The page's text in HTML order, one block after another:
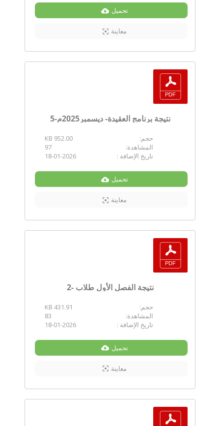
تحميل
معاينة
نتيجة برنامج العقيدة- ديسمبر2025م-5
حجم:
952.00 KB
المشاهدة:
97
تاريخ الإضافة :
18-01-2026
تحميل
معاينة
نتيجة الفصل الأول طلاب -2
حجم:
431.91 KB
المشاهدة:
83
تاريخ الإضافة :
18-01-2026
تحميل
معاينة